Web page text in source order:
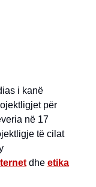
i kanë
për
në 17
të cilat
dhe etika